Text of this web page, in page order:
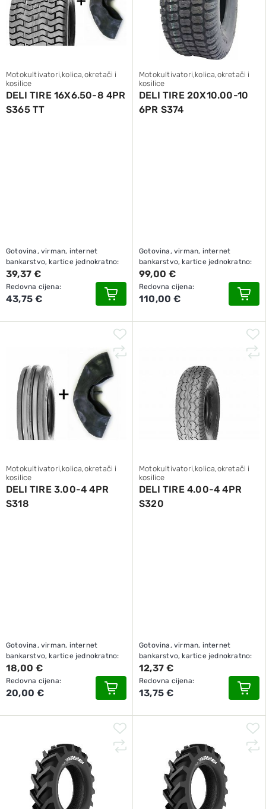
Motokultivatori,kolica,okretači i
kosilice
DELI TIRE 16X6.50-8 4PR
S365 TT
Gotovina, virman, internet
bankarstvo, kartice jednokratno:
39,37 €
Redovna cijena:
43,75 €
Motokultivatori,kolica,okretači i
kosilice
DELI TIRE 20X10.00-10
6PR S374
Gotovina, virman, internet
bankarstvo, kartice jednokratno:
99,00 €
Redovna cijena:
110,00 €
Motokultivatori,kolica,okretači i
kosilice
DELI TIRE 3.00-4 4PR
S318
Gotovina, virman, internet
bankarstvo, kartice jednokratno:
18,00 €
Redovna cijena:
20,00 €
Motokultivatori,kolica,okretači i
kosilice
DELI TIRE 4.00-4 4PR
S320
Gotovina, virman, internet
bankarstvo, kartice jednokratno:
12,37 €
Redovna cijena:
13,75 €